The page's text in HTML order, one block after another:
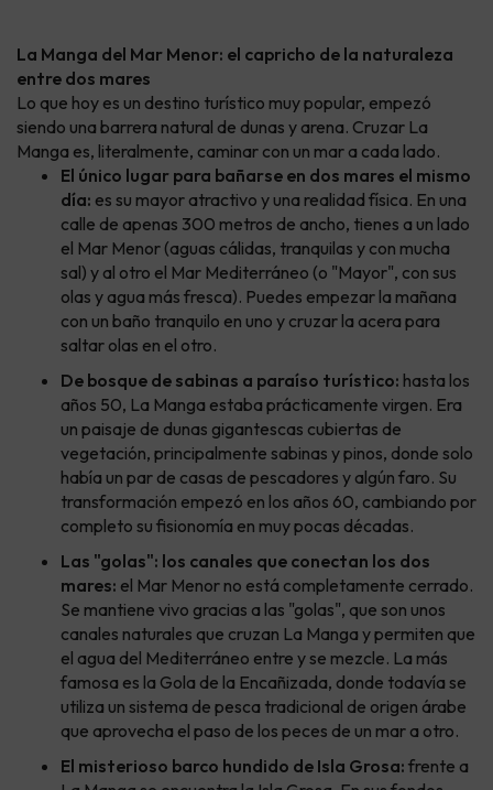
La Manga del Mar Menor: el capricho de la naturaleza
entre dos mares
Lo que hoy es un destino turístico muy popular, empezó
siendo una barrera natural de dunas y arena. Cruzar La
Manga es, literalmente, caminar con un mar a cada lado.
El único lugar para bañarse en dos mares el mismo
día: es su mayor atractivo y una realidad física. En una
calle de apenas 300 metros de ancho, tienes a un lado
el Mar Menor (aguas cálidas, tranquilas y con mucha
sal) y al otro el Mar Mediterráneo (o "Mayor", con sus
olas y agua más fresca). Puedes empezar la mañana
con un baño tranquilo en uno y cruzar la acera para
saltar olas en el otro.
De bosque de sabinas a paraíso turístico: hasta los
años 50, La Manga estaba prácticamente virgen. Era
un paisaje de dunas gigantescas cubiertas de
vegetación, principalmente sabinas y pinos, donde solo
había un par de casas de pescadores y algún faro. Su
transformación empezó en los años 60, cambiando por
completo su fisionomía en muy pocas décadas.
Las "golas": los canales que conectan los dos
mares: el Mar Menor no está completamente cerrado.
Se mantiene vivo gracias a las "golas", que son unos
canales naturales que cruzan La Manga y permiten que
el agua del Mediterráneo entre y se mezcle. La más
famosa es la Gola de la Encañizada, donde todavía se
utiliza un sistema de pesca tradicional de origen árabe
que aprovecha el paso de los peces de un mar a otro.
El misterioso barco hundido de Isla Grosa: frente a